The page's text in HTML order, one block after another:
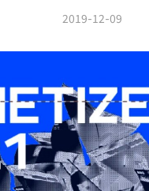
2019-12-09